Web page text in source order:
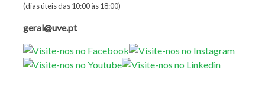
(dias úteis das 10:00 às 18:00)
geral@uve.pt